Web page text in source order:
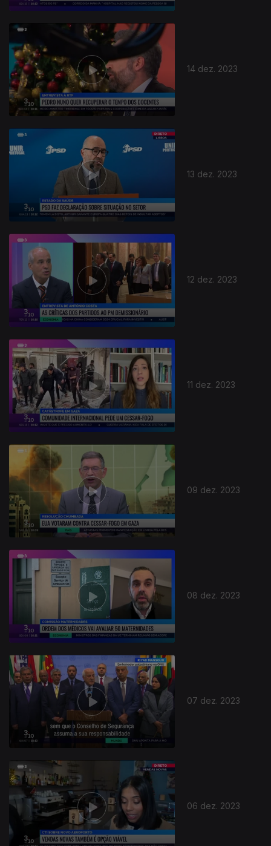
14 dez. 2023
13 dez. 2023
12 dez. 2023
11 dez. 2023
09 dez. 2023
08 dez. 2023
07 dez. 2023
06 dez. 2023